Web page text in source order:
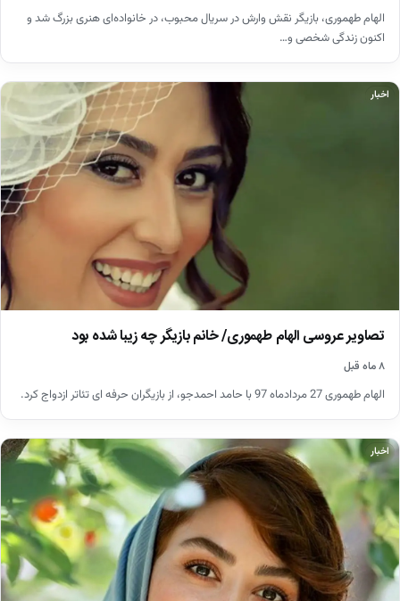
الهام طهموری، بازیگر نقش وارش در سریال محبوب، در خانواده‌ای هنری بزرگ شد و
اکنون زندگی شخصی و…
اخبار
تصاویر عروسی الهام طهموری/ خانم بازیگر چه زیبا شده بود
۸ ماه قبل
الهام طهموری 27 مردادماه 97 با حامد احمدجو، از بازیگران حرفه ای تئاتر ازدواج کرد.
اخبار